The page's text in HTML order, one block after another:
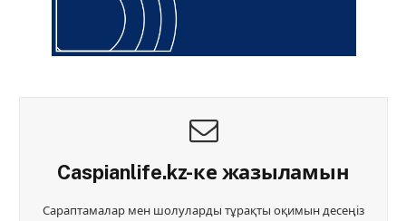
Caspianlife.kz-ке жазыламын
Сараптамалар мен шолуларды тұрақты оқимын десеңіз